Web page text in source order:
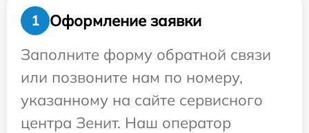
1
Оформление заявки
Заполните форму обратной связи
или позвоните нам по номеру,
указанному на сайте сервисного
центра Зенит. Наш оператор